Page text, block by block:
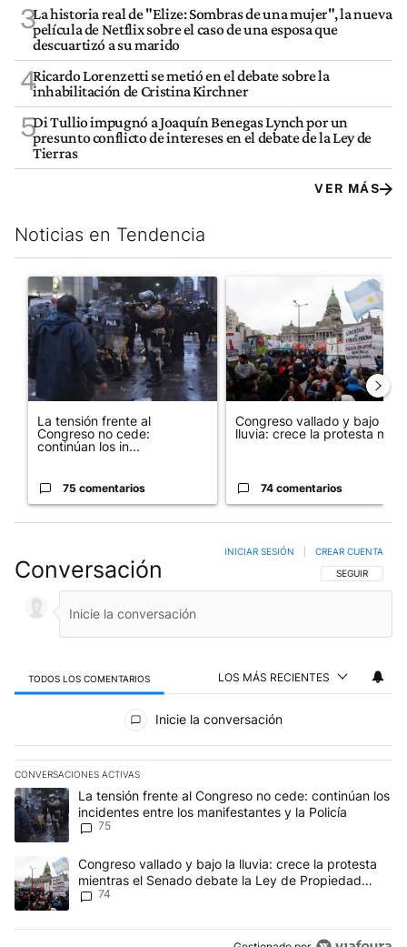
3La historia real de "Elize: Sombras de una mujer", la nueva
película de Netflix sobre el caso de una esposa que
descuartizó a su marido
4Ricardo Lorenzetti se metió en el debate sobre la
inhabilitación de Cristina Kirchner
5Di Tullio impugnó a Joaquín Benegas Lynch por un
presunto conflicto de intereses en el debate de la Ley de
Tierras
VER MÁS
Noticias en Tendencia
Este listado muestra los artículos con más comentarios en los
Un artículo de tendencia con el título "La tensión frente al
La tensión frente al
Congreso no cede:
continúan los in...
75 comentarios
Un artículo de tendencia
Congreso vallado y bajo la
lluvia: crece la protesta mi...
74 comentarios
Conversación SIGA ESTA
SEGUIR
INICIAR SESIÓN CREAR CUENTA
TODOS LOS COMENTARIOS LOS MÁS RECIENTES
Inicie la conversación
CONVERSACIONES ACTIVAS
Este listado muestra los artículos con más comentarios en los
Un artículo de tendencia con el título "La tensión frente al
La tensión frente al Congreso no cede: continúan los
incidentes entre los manifestantes y la Policía
75
Un artículo de tendencia con el título "Congreso vallado y bajo
Congreso vallado y bajo la lluvia: crece la protesta
mientras el Senado debate la Ley de Propiedad
Privada
74